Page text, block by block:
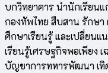
บกวิทยาคาร นำนักเรียนแ
กองทัพไทย สืบสาน รักษา
ศึกษาเรียนรู้ และเปลี่ยน
เรียนรู้เศรษฐกิจพอเพียง
บัญชาการทหารพัฒนา เทิ